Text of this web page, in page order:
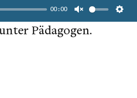
00:00
Unmute
Austausch und
Pädagogen.